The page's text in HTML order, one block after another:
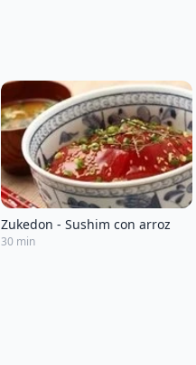
Zukedon - Sushim con arroz
30 min